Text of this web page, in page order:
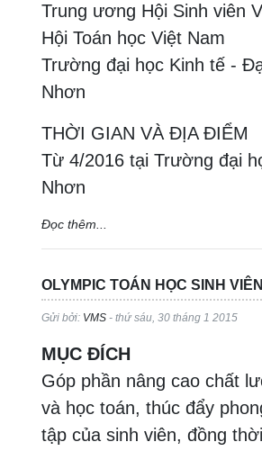
Trung ương Hội Sinh viên
Hội Toán học Việt Nam
Trường đại học Kinh tế -
Nhơn
THỜI GIAN VÀ ĐỊA ĐIỂM
Từ 4/2016 tại Trường đại
Nhơn
Đọc thêm...
OLYMPIC TOÁN HỌC SINH VIÊN
Gửi bởi: VMS - thứ sáu, 30 tháng 1 2015
MỤC ĐÍCH
Góp phần nâng cao chất
và học toán, thúc đẩy
tập của sinh viên, đồng